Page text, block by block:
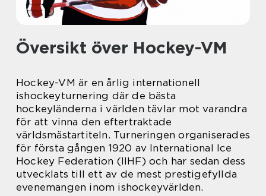
Översikt över Hockey-VM
Hockey-VM är en årlig internationell
ishockeyturnering där de bästa
hockeyländerna i världen tävlar mot varandra
för att vinna den eftertraktade
världsmästartiteln. Turneringen organiserades
för första gången 1920 av International Ice
Hockey Federation (IIHF) och har sedan dess
utvecklats till ett av de mest prestigefyllda
evenemangen inom ishockeyvärlden.